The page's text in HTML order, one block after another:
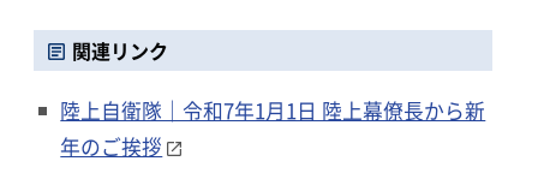
関連リンク
陸上自衛隊｜令和7年1月1日 陸上幕僚長から新
年のご挨拶